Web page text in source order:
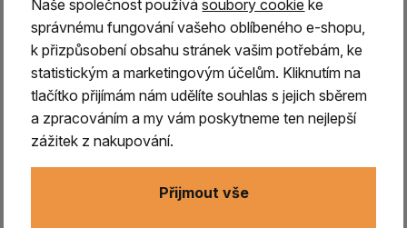
Naše společnost používásoubory cookie ke
správnému fungování vašeho oblíbeného e-shopu,
k přizpůsobení obsahu stránek vašim potřebám, ke
statistickým a marketingovým účelům. Kliknutím na
tlačítko přijímám nám udělíte souhlas s jejich sběrem
a zpracováním a my vám poskytneme ten nejlepší
zážitek z nakupování.
Přijmout vše